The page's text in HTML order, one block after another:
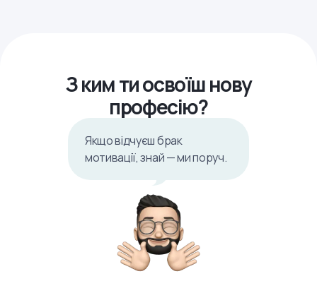
З ким ти освоїш нову
професію?
Якщо відчуєш брак
мотивації, знай — ми поруч.